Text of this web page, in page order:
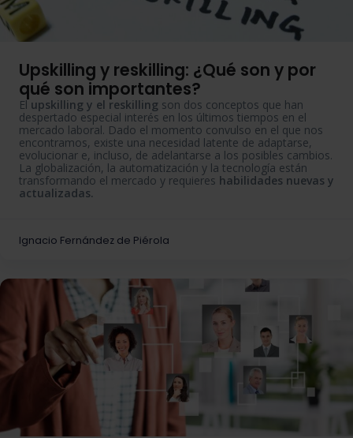
Upskilling y reskilling: ¿Qué son y por
qué son importantes?
El upskilling y el reskilling son dos conceptos que han
despertado especial interés en los últimos tiempos en el
mercado laboral. Dado el momento convulso en el que nos
encontramos, existe una necesidad latente de adaptarse,
evolucionar e, incluso, de adelantarse a los posibles cambios.
La globalización, la automatización y la tecnología están
transformando el mercado y requieres habilidades nuevas y
actualizadas.
Ignacio Fernández de Piérola